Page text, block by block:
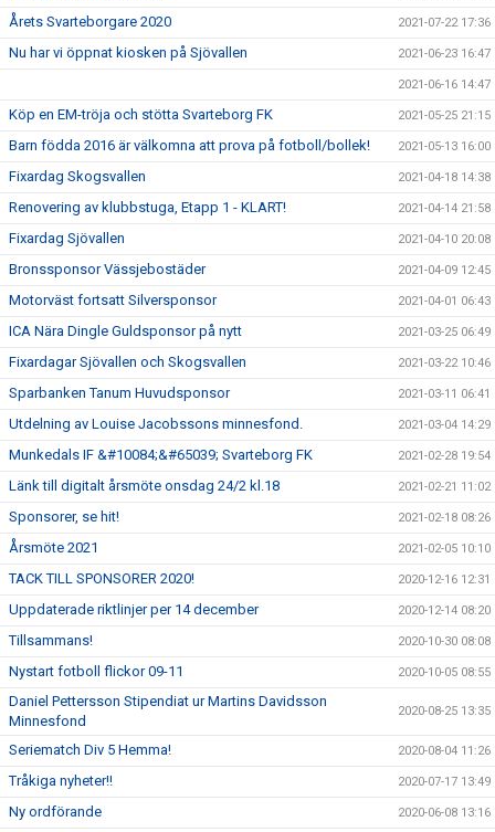
Årets Svarteborgare 2020 2021-07-22 17:36
Nu har vi öppnat kiosken på Sjövallen 2021-06-23 16:47
2021-06-16 14:47
Köp en EM-tröja och stötta Svarteborg FK 2021-05-25 21:15
Barn födda 2016 är välkomna att prova på fotboll/bollek! 2021-05-13 16:00
Fixardag Skogsvallen 2021-04-18 14:38
Renovering av klubbstuga, Etapp 1 - KLART! 2021-04-14 21:58
Fixardag Sjövallen 2021-04-10 20:08
Bronssponsor Vässjebostäder 2021-04-09 12:45
Motorväst fortsatt Silversponsor 2021-04-01 06:43
ICA Nära Dingle Guldsponsor på nytt 2021-03-25 06:49
Fixardagar Sjövallen och Skogsvallen 2021-03-22 10:46
Sparbanken Tanum Huvudsponsor 2021-03-11 06:41
Utdelning av Louise Jacobssons minnesfond. 2021-03-04 14:29
Munkedals IF &#10084;&#65039; Svarteborg FK 2021-02-28 19:54
Länk till digitalt årsmöte onsdag 24/2 kl.18 2021-02-21 11:02
Sponsorer, se hit! 2021-02-18 08:26
Årsmöte 2021 2021-02-05 10:10
TACK TILL SPONSORER 2020! 2020-12-16 12:31
Uppdaterade riktlinjer per 14 december 2020-12-14 08:20
Tillsammans! 2020-10-30 08:08
Nystart fotboll flickor 09-11 2020-10-05 08:55
Daniel Pettersson Stipendiat ur Martins Davidsson
Minnesfond
2020-08-25 13:35
Seriematch Div 5 Hemma! 2020-08-04 11:26
Tråkiga nyheter!! 2020-07-17 13:49
Ny ordförande 2020-06-08 13:16